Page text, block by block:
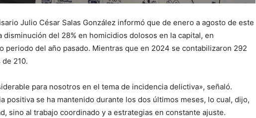
Julio César Salas González informó que de enero a agosto de este
disminución del 28% en homicidios dolosos en la capital, en
periodo del año pasado. Mientras que en 2024 se contabilizaron 292
210.
para nosotros en el tema de incidencia delictiva», señaló.
positiva se ha mantenido durante los dos últimos meses, lo cual, dijo,
sino al trabajo coordinado y a estrategias en constante ajuste.